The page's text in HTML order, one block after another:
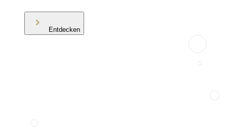
Entdecken